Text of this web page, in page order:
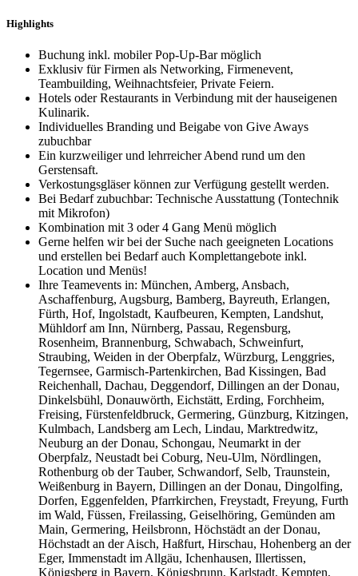
Highlights
Buchung inkl. mobiler Pop-Up-Bar möglich
Exklusiv für Firmen als Networking, Firmenevent,
Teambuilding, Weihnachtsfeier, Private Feiern.
Hotels oder Restaurants in Verbindung mit der hauseigenen
Kulinarik.
Individuelles Branding und Beigabe von Give Aways
zubuchbar
Ein kurzweiliger und lehrreicher Abend rund um den
Gerstensaft.
Verkostungsgläser können zur Verfügung gestellt werden.
Bei Bedarf zubuchbar: Technische Ausstattung (Tontechnik
mit Mikrofon)
Kombination mit 3 oder 4 Gang Menü möglich
Gerne helfen wir bei der Suche nach geeigneten Locations
und erstellen bei Bedarf auch Komplettangebote inkl.
Location und Menüs!
Ihre Teamevents in: München, Amberg, Ansbach,
Aschaffenburg, Augsburg, Bamberg, Bayreuth, Erlangen,
Fürth, Hof, Ingolstadt, Kaufbeuren, Kempten, Landshut,
Mühldorf am Inn, Nürnberg, Passau, Regensburg,
Rosenheim, Brannenburg, Schwabach, Schweinfurt,
Straubing, Weiden in der Oberpfalz, Würzburg, Lenggries,
Tegernsee, Garmisch-Partenkirchen, Bad Kissingen, Bad
Reichenhall, Dachau, Deggendorf, Dillingen an der Donau,
Dinkelsbühl, Donauwörth, Eichstätt, Erding, Forchheim,
Freising, Fürstenfeldbruck, Germering, Günzburg, Kitzingen,
Kulmbach, Landsberg am Lech, Lindau, Marktredwitz,
Neuburg an der Donau, Schongau, Neumarkt in der
Oberpfalz, Neustadt bei Coburg, Neu-Ulm, Nördlingen,
Rothenburg ob der Tauber, Schwandorf, Selb, Traunstein,
Weißenburg in Bayern, Dillingen an der Donau, Dingolfing,
Dorfen, Eggenfelden, Pfarrkirchen, Freystadt, Freyung, Furth
im Wald, Füssen, Freilassing, Geiselhöring, Gemünden am
Main, Germering, Heilsbronn, Höchstädt an der Donau,
Höchstadt an der Aisch, Haßfurt, Hirschau, Hohenberg an der
Eger, Immenstadt im Allgäu, Ichenhausen, Illertissen,
Königsberg in Bayern, Königsbrunn, Karlstadt, Kempten,